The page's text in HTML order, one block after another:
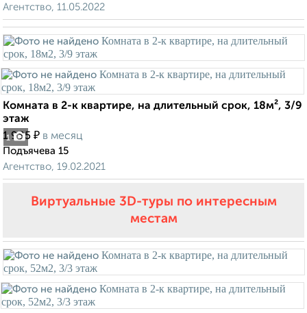
Агентство, 11.05.2022
1
Комната в 2-к квартире, на длительный срок, 18м², 3/9
этаж
1 985 ₽ в месяц
Подъячева 15
Агентство, 19.02.2021
Виртуальные 3D-туры по интересным
местам